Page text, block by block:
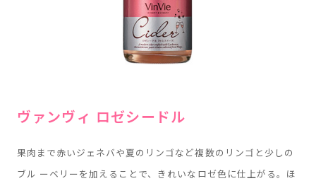
ヴァンヴィ ロゼシードル
果肉まで赤いジェネバや夏のリンゴなど複数のリンゴと少しの
ブル ーベリーを加えることで、きれいなロゼ色に仕上がる。ほ